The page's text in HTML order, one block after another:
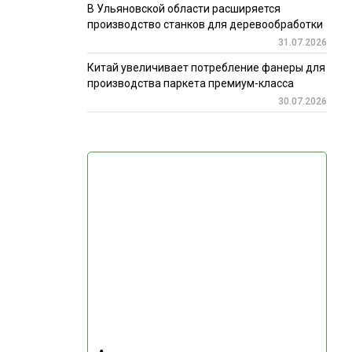
В Ульяновской области расширяется
производство станков для деревообработки
31.07.2026
Китай увеличивает потребление фанеры для
производства паркета премиум-класса
30.07.2026